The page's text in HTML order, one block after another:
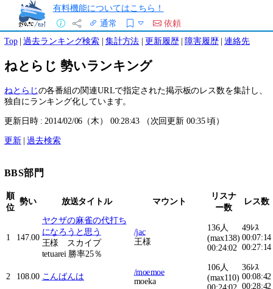
有料機能についてはこちら！
通常
依頼